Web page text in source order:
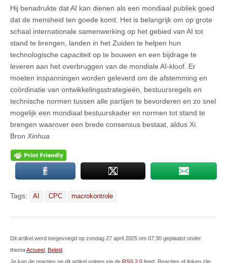
Hij benadrukte dat AI kan dienen als een mondiaal publiek goed
dat de mensheid ten goede komt. Het is belangrijk om op grote
schaal internationale samenwerking op het gebied van AI tot
stand te brengen, landen in het Zuiden te helpen hun
technologische capaciteit op te bouwen en een bijdrage te
leveren aan het overbruggen van de mondiale AI-kloof. Er
moeten inspanningen worden geleverd om de afstemming en
coördinatie van ontwikkelingsstrategieën, bestuursregels en
technische normen tussen alle partijen te bevorderen en zo snel
mogelijk een mondiaal bestuurskader en normen tot stand te
brengen waarover een brede consensus bestaat, aldus Xi.
Bron Xinhua
Tags: AI CPC macrokontrole
Dit artikel werd toegevoegd op zondag 27 april 2025 om 07:30 geplaatst onder
themaActueel Beleid
Je kan de reacties op dit artikel volgen via de RSS 2.0 feed. Reacties of linken zijn